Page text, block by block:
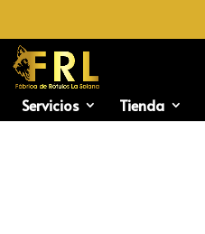
Servicios Tienda